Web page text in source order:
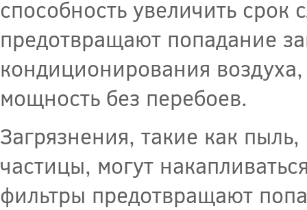
способность увеличить
предотвращают попадание
кондиционирования
мощность без перебоев.
Загрязнения, такие как
частицы, могут
фильтры предотвращают